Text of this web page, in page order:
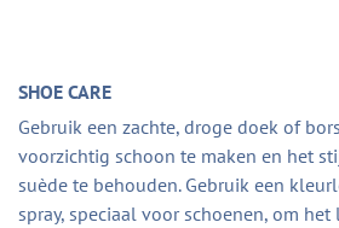
SHOE CARE
Gebruik een zachte, droge doek of
voorzichtig schoon te maken en het
suède te behouden. Gebruik een
spray, speciaal voor schoenen, om